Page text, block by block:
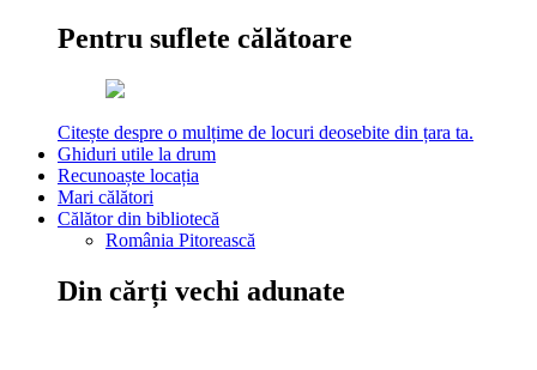
Pentru suflete călătoare
Citește despre o mulțime de locuri deosebite din țara ta.
Ghiduri utile la drum
Recunoaște locația
Mari călători
Călător din bibliotecă
România Pitorească
Din cărți vechi adunate